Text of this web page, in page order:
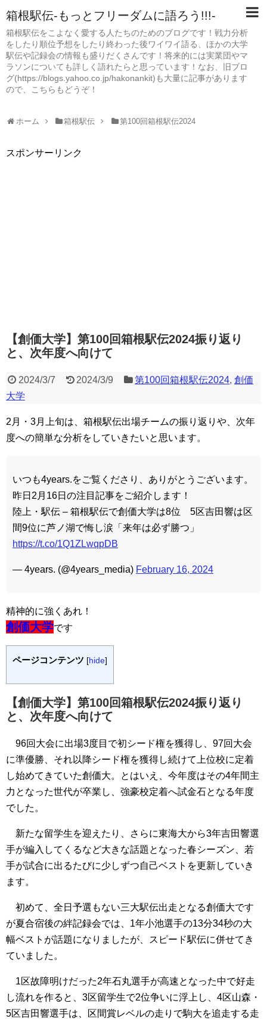
箱根駅伝-もっとフリーダムに語ろう!!!-
箱根駅伝をこよなく愛する人たちのためのブログです！戦力分析
をしたり順位予想をしたり終わった後ワイワイ語る、ほかの大学
駅伝や記録会の情報も盛りだくさんです！将来的には実業団やマ
ラソンについても詳しく語れたらと思っています！なお、旧ブロ
グ(https://blogs.yahoo.co.jp/hakonankit)も大量に記事があります
ので、こちらもどうぞ！
ホーム 箱根駅伝 第100回箱根駅伝2024
スポンサーリンク
【創価大学】第100回箱根駅伝2024振り返り
と、次年度へ向けて
2024/3/7 2024/3/9 第100回箱根駅伝2024,創価
大学
2月・3月上旬は、箱根駅伝出場チームの振り返りや、次年
度への簡単な分析をしていきたいと思います。
いつも4years.をご覧くださり、ありがとうございます。
昨日2月16日の注目記事をご紹介します！
陸上・駅伝 – 箱根駅伝で創価大学は8位 5区吉田響は区
間9位に芦ノ湖で悔し涙「来年は必ず勝つ」
https://t.co/1Q1ZLwqpDB
— 4years. (@4years_media) February 16, 2024
精神的に強くあれ！
創価大学です
ページコンテンツ [hide]
【創価大学】第100回箱根駅伝2024振り返り
と、次年度へ向けて
96回大会に出場3度目で初シード権を獲得し、97回大会
に準優勝、それ以降シード権を獲得し続けて上位校に定着
し始めてきていた創価大。とはいえ、今年度はその4年間主
力となった世代が卒業し、強豪校定着へ試金石となる年度
でした。
新たな留学生を迎えたり、さらに東海大から3年吉田響選
手が編入してくるなど大きな話題となった春シーズン、若
手が試合に出るたびに少しずつ自己ベストを更新していき
ます。
初めて、全日予選もない三大駅伝出走となる創価大です
が夏合宿後の絆記録会では、1年小池選手の13分34秒の大
幅ベストが話題になりましたが、スピード駅伝に併せてき
ていました。
1区故障明けだった2年石丸選手が高速となった中で好走
し流れを作ると、3区留学生で2位争いに浮上し、4区山森・
5区吉田響選手は、区間賞レベルの走りで駒大を追走する走